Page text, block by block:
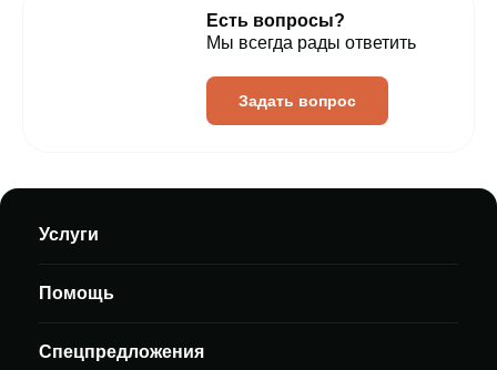
Есть вопросы?
Мы всегда рады ответить
Задать вопрос
Услуги
Помощь
Спецпредложения